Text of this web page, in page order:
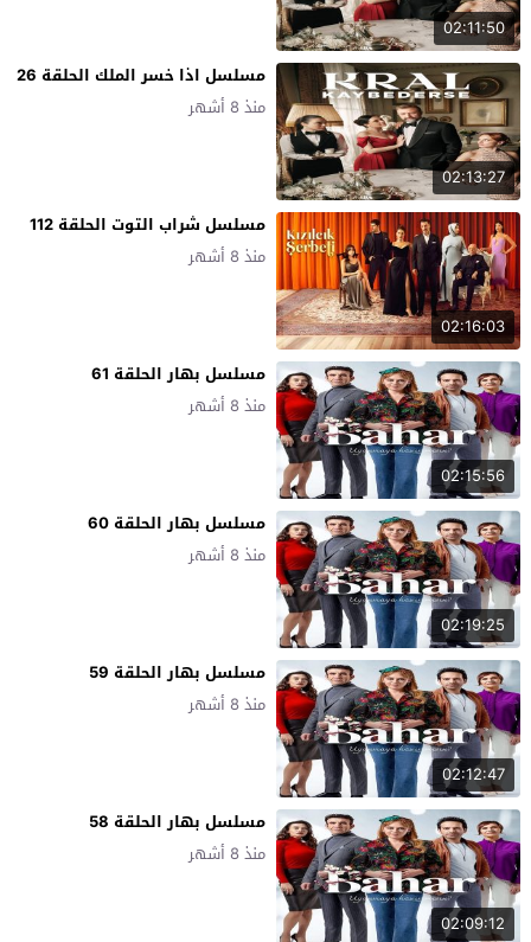
02:11:50
02:13:27
مسلسل اذا خسر الملك الحلقة 26
منذ 8 أشهر
02:16:03
مسلسل شراب التوت الحلقة 112
منذ 8 أشهر
02:15:56
مسلسل بهار الحلقة 61
منذ 8 أشهر
02:19:25
مسلسل بهار الحلقة 60
منذ 8 أشهر
02:12:47
مسلسل بهار الحلقة 59
منذ 8 أشهر
02:09:12
مسلسل بهار الحلقة 58
منذ 8 أشهر